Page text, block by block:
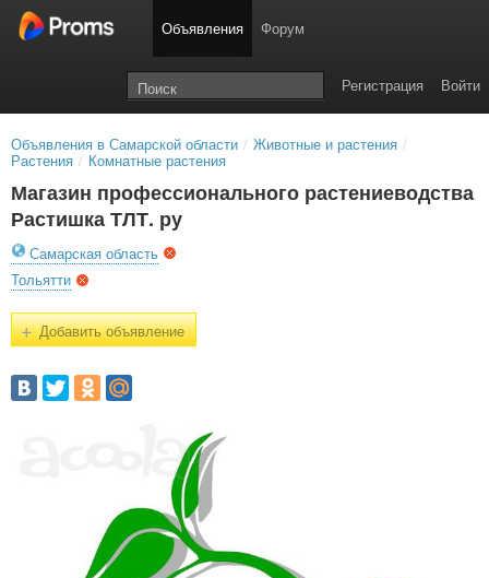
Объявления Форум
Войти
Регистрация
Объявления в Самарской области / Животные и растения /
Растения / Комнатные растения
Магазин профессионального растениеводства
Растишка ТЛТ. ру
Самарская область
Тольятти
+Добавить объявление